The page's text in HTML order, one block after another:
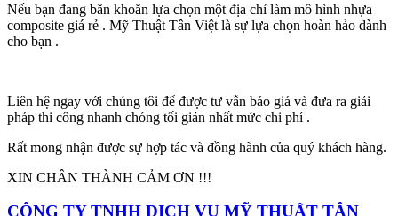
Nếu bạn đang băn khoăn lựa chọn một địa chỉ làm mô hình nhựa
composite giá rẻ . Mỹ Thuật Tân Việt là sự lựa chọn hoàn hảo dành
cho bạn .
Liên hệ ngay với chúng tôi để được tư vẫn báo giá và đưa ra giải
pháp thi công nhanh chóng tối giản nhất mức chi phí .
Rất mong nhận được sự hợp tác và đồng hành của quý khách hàng.
XIN CHÂN THÀNH CẢM ƠN !!!
CÔNG TY TNHH DỊCH VỤ MỸ THUẬT TÂN